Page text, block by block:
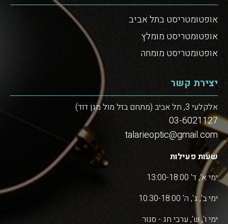
אופטומטריסט בתל אביב
אופטומטריסט מומלץ
אופטומטריסט מומחה
יצירת קשר
אלקלעי 3, תל אביב (מתחם בזל מול מגן דוד)
03-6021127
talarieoptic@gmail.com
שעות פעילות
ימי א', ד' 13:00-18:00
ימי ב', ג', ה' 10:30-18:00
ימי ו', ש', ערבי חג - סגור